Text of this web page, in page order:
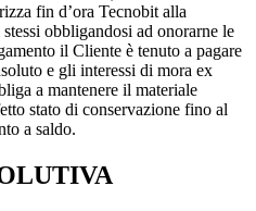
fin d’ora Tecnobit alla
obbligandosi ad onorarne le
il Cliente è tenuto a pagare
e gli interessi di mora ex
a mantenere il materiale
stato di conservazione fino al
a saldo.